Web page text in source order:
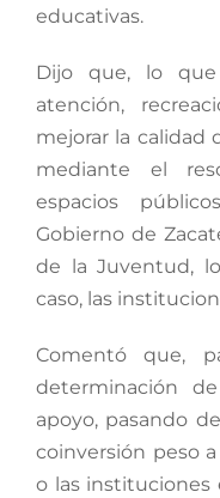
educativas.
Dijo que, lo
atención,
mejorar la calidad
mediante el
espacios
Gobierno de
de la Juventud,
caso, las
Comentó que,
determinación
apoyo, pasando
coinversión peso
o las instituciones